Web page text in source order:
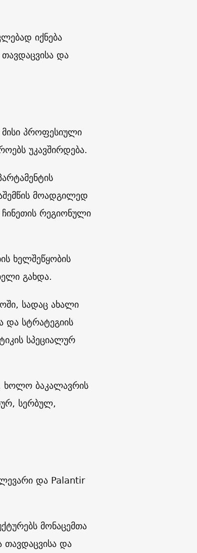
იქნება
და
პროფესიული
უკავშირდება.
მოადგილედ
რეგიონული
ხელშეწყობის
გახდა.
სადაც ახალი
სტრატეგიის
სპეციალურ
ხოლო ბაკალავრის
სერბულ,
და Palantir
მონაცემთა
თავდაცვისა და